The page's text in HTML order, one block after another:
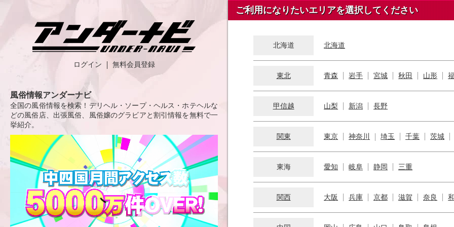
ログイン 無料会員登録
風俗情報アンダーナビ
全国の風俗情報を検索！デリヘル・ソープ・ヘルス・ホテヘルな
どの風俗店、出張風俗、風俗嬢のグラビアと割引情報を無料で一
挙紹介。
ご利用になりたいエリアを選択してください
北海道 北海道
東北 青森 岩手 宮城 秋田 山形
甲信越 山梨 新潟 長野
関東 東京 神奈川 埼玉 千葉 茨城
東海 愛知 岐阜 静岡 三重
関西 大阪 兵庫 京都 滋賀 奈良